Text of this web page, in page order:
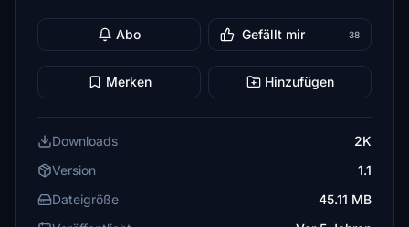
Abo Gefällt mir 38
Merken Hinzufügen
Downloads
2K
Version
1.1
Dateigröße
45.11 MB